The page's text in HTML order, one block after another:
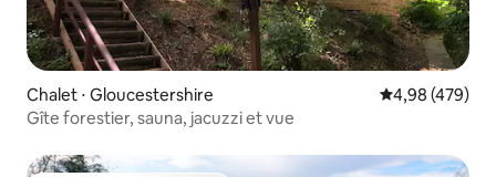
Chalet ⋅ Gloucestershire Évaluation
4,98 (479)
Gîte forestier, sauna, jacuzzi et vue